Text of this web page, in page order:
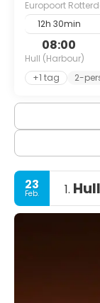
Europoort
12h 30min
08:00
Hull (Harbour)
+1 tag
2-
23
Feb. 1. Hull